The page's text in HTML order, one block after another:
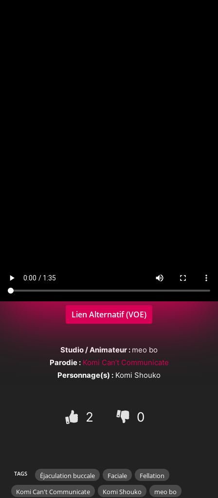
Lien Alternatif (VOE)
Studio / Animateur : meo bo
Parodie : Komi Can’t Communicate
Personnage(s) : Komi Shouko
2 0
TAGS Éjaculation buccale Faciale
Fellation
Komi Can't Communicate
Komi Shouko meo bo